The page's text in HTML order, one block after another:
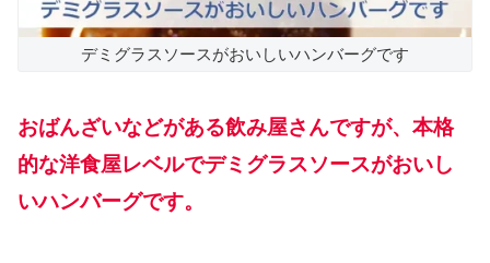
デミグラスソースがおいしいハンバーグです
おばんざいなどがある飲み屋さんですが、本格
的な洋食屋レベルでデミグラスソースがおいし
いハンバーグです。